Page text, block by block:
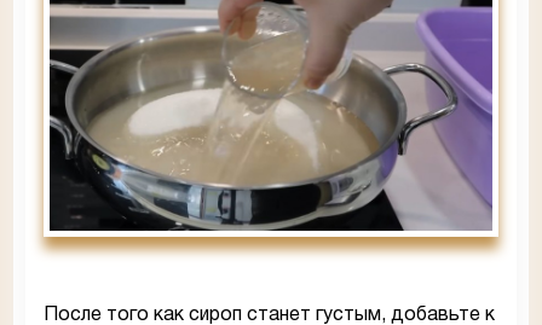
После того как сироп станет густым, добавьте к